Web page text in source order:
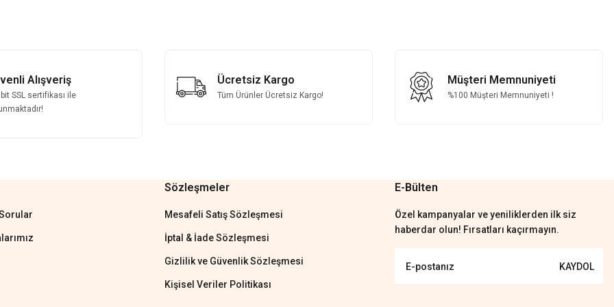
Gönder
Alışveriş
SSL sertifikası ile
Ücretsiz Kargo
Tüm Ürünler Ücretsiz Kargo!
Müşteri Memnuniyeti
%100 Müşteri Memnuniyeti !
Sözleşmeler
Mesafeli Satış Sözleşmesi
İptal & İade Sözleşmesi
Gizlilik ve Güvenlik Sözleşmesi
Kişisel Veriler Politikası
E-Bülten
Özel kampanyalar ve yeniliklerden ilk siz
haberdar olun! Fırsatları kaçırmayın.
KAYDOL